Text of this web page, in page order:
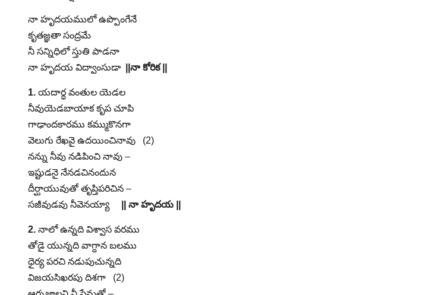
నా హృదయములో ఉప్పొంగేనే
కృతజ్ఞతా సంద్రమే
నీ సన్నిధిలో స్తుతి పాడనా
నా హృదయ విద్వాంసుడా
||నా కోరిక ||
1. యదార్ధ వంతుల యెడల
నీవుయెడబాయాక కృప చూపి
గాఢాందకారము కమ్ముకొనగా
వెలుగు రేఖవై ఉదయించినావు (2)
నన్ను నీవు నడిపించి నావు –
ఇష్టుడనై నేనడచినందున
దీర్ఘాయువుతో తృప్తిపరిచిన –
సజీవుడవు నీవెనయ్యా
|| నా హృదయ ||
2. నాలో ఉన్నది విశ్వాస వరము
తోడై యున్నది వాగ్దాన బలము
ధైర్య పరచి నడుపుచున్నది
విజయసిఖరపు దిశగా (2)